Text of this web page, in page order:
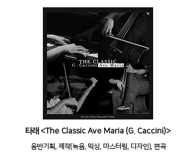
타래 <The Classic Ave Maria (G. Caccini)>
음반기획, 제작(녹음, 믹싱, 마스터링, 디자인), 편곡